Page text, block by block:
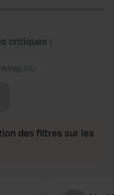
critiques :
des filtres sur les